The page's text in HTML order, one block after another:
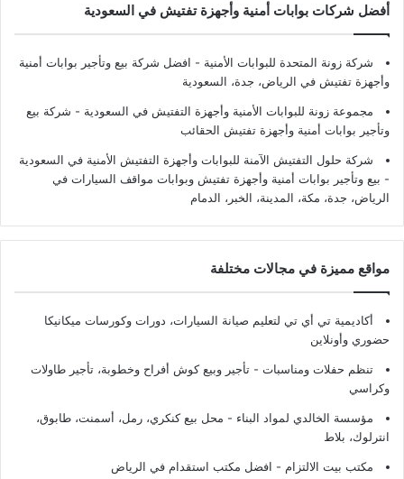
أفضل شركات بوابات أمنية وأجهزة تفتيش في السعودية
شركة زونة المتحدة للبوابات الأمنية - افضل شركة بيع وتأجير بوابات أمنية
وأجهزة تفتيش في الرياض، جدة، السعودية
مجموعة زونة للبوابات الأمنية وأجهزة التفتيش في السعودية - شركة بيع
وتأجير بوابات أمنية وأجهزة تفتيش الحقائب
شركة حلول التفتيش الآمنة للبوابات وأجهزة التفتيش الأمنية في السعودية
- بيع وتأجير بوابات أمنية وأجهزة تفتيش وبوابات مواقف السيارات في
الرياض، جدة، مكة، المدينة، الخبر، الدمام
مواقع مميزة في مجالات مختلفة
أكاديمية تي أي تي لتعليم صيانة السيارات، دورات وكورسات ميكانيكا
حضوري وأونلاين
تنظم حفلات ومناسبات - تأجير وبيع كوش أفراح وخطوبة، تأجير طاولات
وكراسي
مؤسسة الخالدي لمواد البناء - محل بيع كنكري، رمل، أسمنت، طابوق،
انترلوك، بلاط
مكتب بيت الالتزام - افضل مكتب استقدام في الرياض